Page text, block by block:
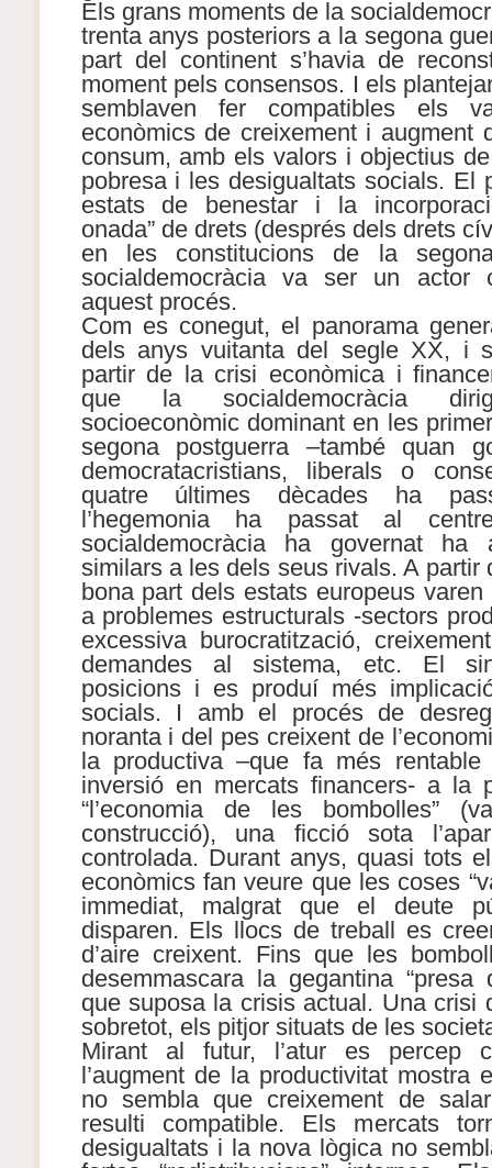
Els grans moments de la
trenta anys posteriors a la segona
part del continent s’havia de
moment pels consensos. I els
semblaven fer compatibles els
econòmics de creixement i augment
consum, amb els valors i objectius
pobresa i les desigualtats socials. El
estats de benestar i la
onada” de drets (després dels drets
en les constitucions de la
socialdemocràcia va ser un actor
aquest procés.
Com es conegut, el panorama
dels anys vuitanta del segle XX, i
partir de la crisi econòmica i
que la socialdemocràcia
socioeconòmic dominant en les
segona postguerra –també quan
democratacristians, liberals o
quatre últimes dècades ha
l’hegemonia ha passat al
socialdemocràcia ha governat ha
similars a les dels seus rivals. A partir
bona part dels estats europeus
a problemes estructurals -sectors
excessiva burocratització,
demandes al sistema, etc. El
posicions i es produí més
socials. I amb el procés de
noranta i del pes creixent de
la productiva –que fa més
inversió en mercats financers- a la
“l’economia de les bombolles”
construcció), una ficció sota
controlada. Durant anys, quasi tots
econòmics fan veure que les coses
immediat, malgrat que el deute
disparen. Els llocs de treball es
d’aire creixent. Fins que les
desemmascara la gegantina “presa
que suposa la crisis actual. Una crisi
sobretot, els pitjor situats de les
Mirant al futur, l’atur es percep
l’augment de la productivitat mostra
no sembla que creixement de
resulti compatible. Els mercats
desigualtats i la nova lògica no